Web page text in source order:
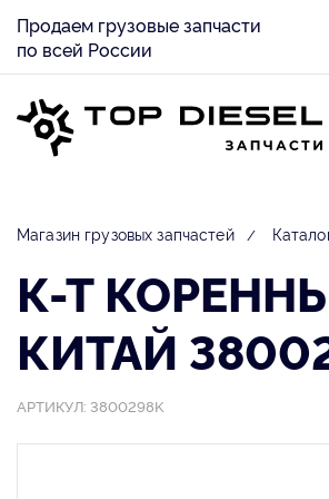
Продаем грузовые запчасти
по всей России
Магазин грузовых запчастей
К-Т
КИТАЙ
АРТИКУЛ: 3800298K